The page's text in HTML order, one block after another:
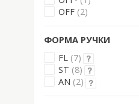
OFF (2)
ФОРМА РУЧКИ
FL (7)
ST (8)
AN (2)